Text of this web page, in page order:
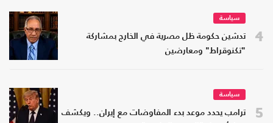
4
سياسة
تدشين حكومة ظل مصرية في الخارج بمشاركة
"تكنوقراط" ومعارضين
5
سياسة
ترامب يحدد موعد بدء المفاوضات مع إيران.. ويكشف